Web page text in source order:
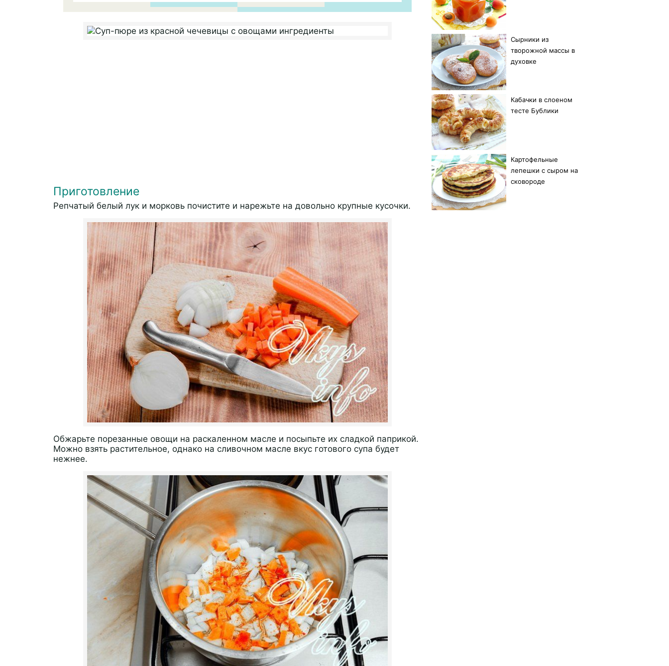
Приготовление
Репчатый белый лук и морковь почистите и нарежьте на довольно крупные кусочки.
Обжарьте порезанные овощи на раскаленном масле и посыпьте их сладкой паприкой.
Можно взять растительное, однако на сливочном масле вкус готового супа будет
нежнее.
Сырники из
творожной массы в
духовке
Кабачки в слоеном
тесте Бублики
Картофельные
лепешки с сыром на
сковороде